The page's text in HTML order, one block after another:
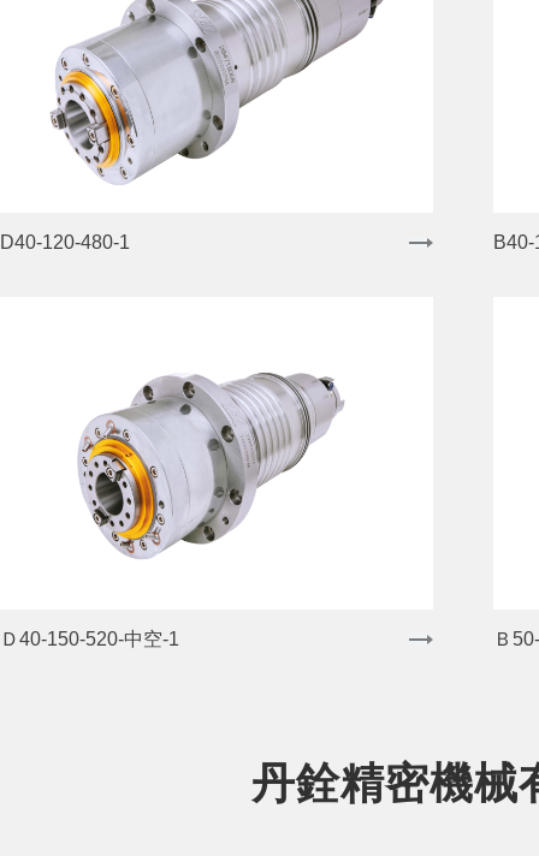
D40-120-480-1
Ｄ40-150-520-中空-1 Ｂ
丹銓精密機械